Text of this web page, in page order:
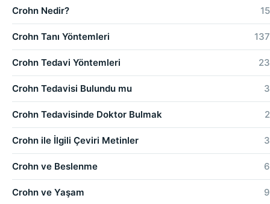
Crohn Nedir? 15
Crohn Tanı Yöntemleri 137
Crohn Tedavi Yöntemleri 23
Crohn Tedavisi Bulundu mu 3
Crohn Tedavisinde Doktor Bulmak 2
Crohn ile İlgili Çeviri Metinler 3
Crohn ve Beslenme 6
Crohn ve Yaşam 9